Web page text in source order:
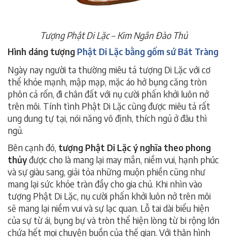
Tượng Phật Di Lặc – Kim Ngân Đào Thủ
Hình dáng tượng Phật Di Lặc bằng gốm sứ Bát Tràng
Ngày nay người ta thường miêu tả tượng Di Lặc với cơ
thể khỏe mạnh, mập mạp, mặc áo hở bụng căng tròn
phôn cả rốn, đi chân đất với nụ cười phấn khởi luôn nở
trên môi. Tính tình Phật Di Lặc cũng được miêu tả rất
ung dung tự tại, nói năng vô định, thích ngủ ở đâu thì
ngủ.
Bên cạnh đó, tượng Phật Di Lặc ý nghĩa theo phong
thủyđược cho là mang lại may mắn, niềm vui, hạnh phúc
và sự giàu sang, giải tỏa những muộn phiền cũng như
mang lại sức khỏe tràn đầy cho gia chủ. Khi nhìn vào
tượng Phật Di Lặc, nụ cười phấn khởi luôn nở trên môi
sẽ mang lại niềm vui và sự lạc quan. Lỗ tai dài biểu hiện
của sự từ ái, bụng bự và tròn thể hiện lòng từ bi rộng lớn
chứa hết mọi chuyện buồn của thế gian. Với thân hình